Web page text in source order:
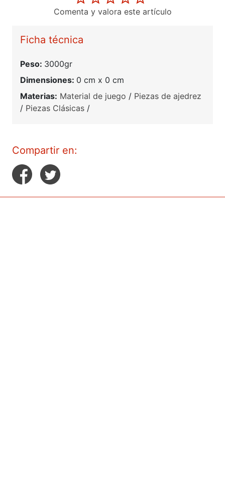
Comenta y valora este artículo
Ficha técnica
Peso: 3000gr
Dimensiones: 0 cm x 0 cm
Materias: Material de juego / Piezas de ajedrez
/ Piezas Clásicas /
Compartir en: